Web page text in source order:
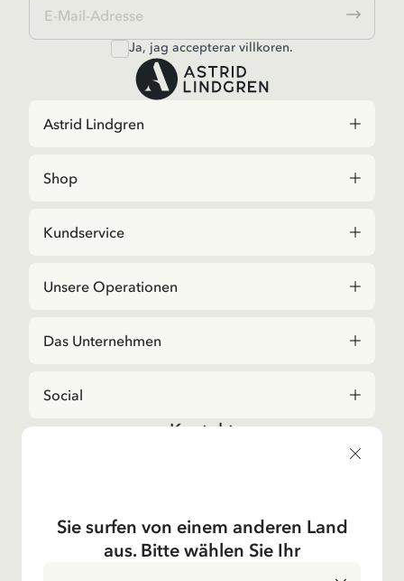
Ja, jag accepterar villkoren.
Astrid Lindgren
Shop
Kundservice
Unsere Operationen
Das Unternehmen
Social
Kontakt
Bei Fragen zu Bestellungen und zum Sortiment,
shop@astridlindgren.com
Wenn Sie Kontakt zu einem Mitarbeitenden des
Sie surfen von einem anderen Land
aus. Bitte wählen Sie Ihr